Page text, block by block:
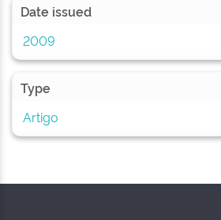
Date issued
2009
Type
Artigo